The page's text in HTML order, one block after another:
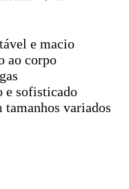
e macio
ao corpo
e sofisticado
tamanhos variados